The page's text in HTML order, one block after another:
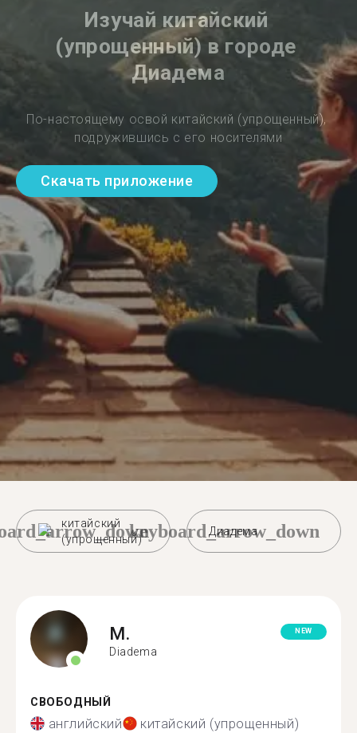
Изучай китайский
(упрощенный) в городе
Диадема
По-настоящему освой китайский (упрощенный),
подружившись с его носителями
Скачать приложение
китайский
(упрощенный)
Диадема
keyboard_arrow_down
M.
Diadema
NEW
СВОБОДНЫЙ
английский китайский (упрощенный)